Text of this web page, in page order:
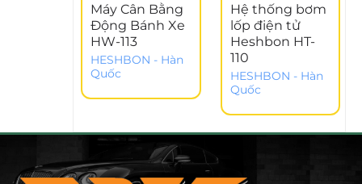
Máy Cân Bằng
Động Bánh Xe
HW-113
HESHBON - Hàn
Quốc
Hệ thống bơm
lốp điện tử
Heshbon HT-
110
HESHBON - Hàn
Quốc